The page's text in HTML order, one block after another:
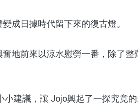
成日據時代留下來的復古燈。
地前來以涼水慰勞一番，除了整
建議，讓 Jojo興起了一探究竟